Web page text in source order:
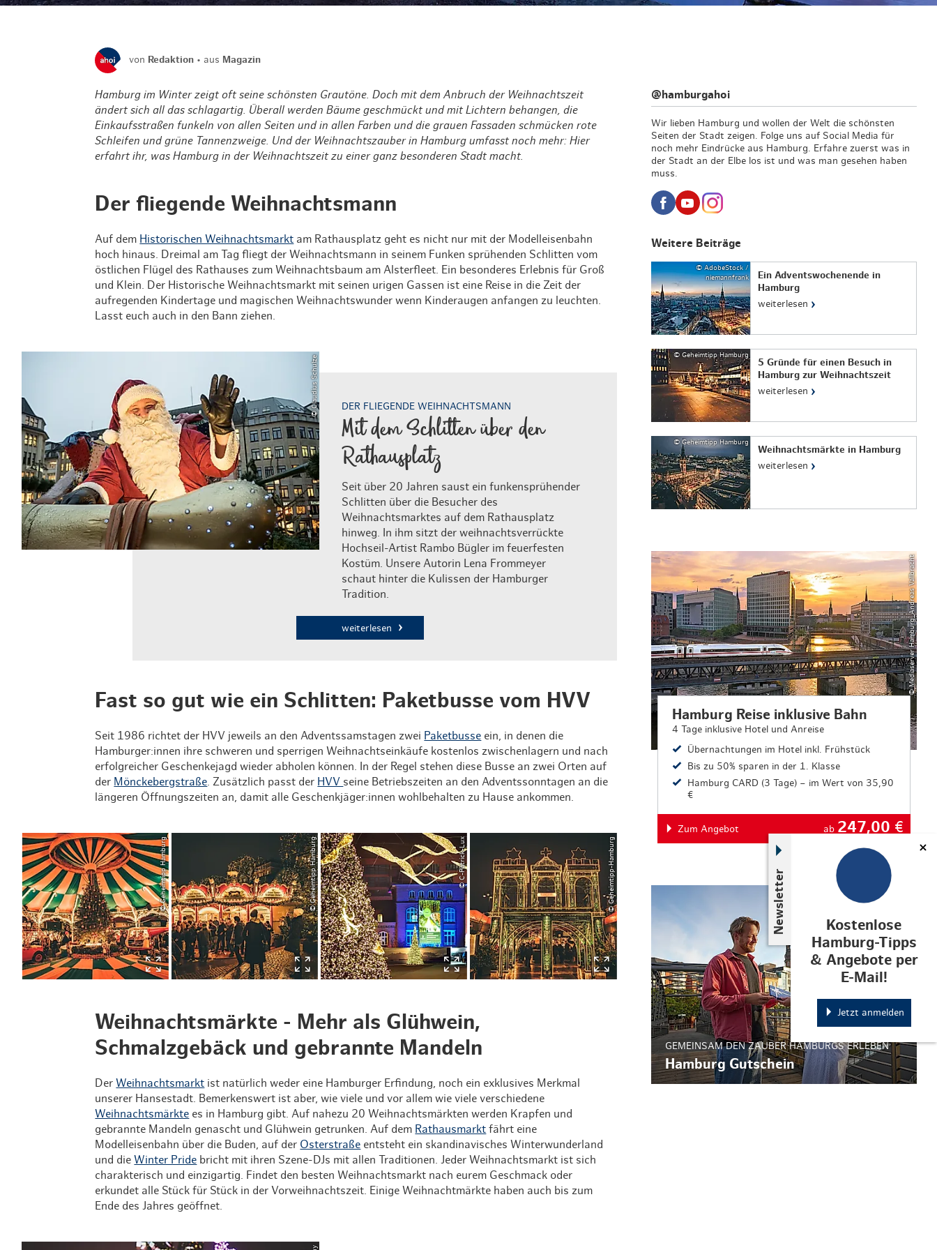
Weihnachten mit Bibi & Tina
Newsletter
Kostenlose
Hamburg-Tipps
& Angebote per
E-Mail!
Jetzt anmelden
von Redaktion aus Magazin
Hamburg im Winter zeigt oft seine schönsten Grautöne. Doch mit dem Anbruch der Weihnachtszeit
ändert sich all das schlagartig. Überall werden Bäume geschmückt und mit Lichtern behangen, die
Einkaufsstraßen funkeln von allen Seiten und in allen Farben und die grauen Fassaden schmücken rote
Schleifen und grüne Tannenzweige. Und der Weihnachtszauber in Hamburg umfasst noch mehr: Hier
erfahrt ihr, was Hamburg in der Weihnachtszeit zu einer ganz besonderen Stadt macht.
Der fliegende Weihnachtsmann
Auf dem Historischen Weihnachtsmarkt am Rathausplatz geht es nicht nur mit der Modelleisenbahn
hoch hinaus. Dreimal am Tag fliegt der Weihnachtsmann in seinem Funken sprühenden Schlitten vom
östlichen Flügel des Rathauses zum Weihnachtsbaum am Alsterfleet. Ein besonderes Erlebnis für Groß
und Klein. Der Historische Weihnachtsmarkt mit seinen urigen Gassen ist eine Reise in die Zeit der
aufregenden Kindertage und magischen Weihnachtswunder wenn Kinderaugen anfangen zu leuchten.
Lasst euch auch in den Bann ziehen.
© Claudius Schulze DER FLIEGENDE WEIHNACHTSMANN
Mit dem Schlitten über den
Rathausplatz
Seit über 20 Jahren saust ein funkensprühender
Schlitten über die Besucher des
Weihnachtsmarktes auf dem Rathausplatz
hinweg. In ihm sitzt der weihnachtsverrückte
Hochseil-Artist Rambo Bügler im feuerfesten
Kostüm. Unsere Autorin Lena Frommeyer
schaut hinter die Kulissen der Hamburger
Tradition.
weiterlesen
Fast so gut wie ein Schlitten: Paketbusse vom HVV
Seit 1986 richtet der HVV jeweils an den Adventssamstagen zwei Paketbusse ein, in denen die
Hamburger:innen ihre schweren und sperrigen Weihnachtseinkäufe kostenlos zwischenlagern und nach
erfolgreicher Geschenkejagd wieder abholen können. In der Regel stehen diese Busse an zwei Orten auf
der Mönckebergstraße . Zusätzlich passt der HVV seine Betriebszeiten an den Adventssonntagen an die
längeren Öffnungszeiten an, damit alle Geschenkjäger:innen wohlbehalten zu Hause ankommen.
© Geheimtipp Hamburg © Geheimtipp Hamburg © C-Patrick-Lux © Geheimtipp-Hamburg
Weihnachtsmärkte - Mehr als Glühwein,
Schmalzgebäck und gebrannte Mandeln
Der Weihnachtsmarkt ist natürlich weder eine Hamburger Erfindung, noch ein exklusives Merkmal
unserer Hansestadt. Bemerkenswert ist aber, wie viele und vor allem wie viele verschiedene
Weihnachtsmärkte es in Hamburg gibt. Auf nahezu 20 Weihnachtsmärkten werden Krapfen und
gebrannte Mandeln genascht und Glühwein getrunken. Auf dem Rathausmarkt fährt eine
Modelleisenbahn über die Buden, auf der Osterstraße entsteht ein skandinavisches Winterwunderland
und die Winter Pride bricht mit ihren Szene-DJs mit allen Traditionen. Jeder Weihnachtsmarkt ist sich
charakterisch und einzigartig. Findet den besten Weihnachtsmarkt nach eurem Geschmack oder
erkundet alle Stück für Stück in der Vorweihnachtszeit. Einige Weihnachtmärkte haben auch bis zum
Ende des Jahres geöffnet.
@hamburgahoi
Wir lieben Hamburg und wollen der Welt die schönsten
Seiten der Stadt zeigen. Folge uns auf Social Media für
noch mehr Eindrücke aus Hamburg. Erfahre zuerst was in
der Stadt an der Elbe los ist und was man gesehen haben
muss.
Weitere Beiträge
© AdobeStock /
niemannfrank
Ein Adventswochenende in
Hamburg
weiterlesen ›
© Geheimtipp Hamburg
5 Gründe für einen Besuch in
Hamburg zur Weihnachtszeit
weiterlesen ›
© Geheimtipp Hamburg
Weihnachtsmärkte in Hamburg
weiterlesen ›
© Mediaserver Hamburg_Andreas Vallbracht
Hamburg Reise inklusive Bahn
4 Tage inklusive Hotel und Anreise
Übernachtungen im Hotel inkl. Frühstück
Bis zu 50% sparen in der 1. Klasse
Hamburg CARD (3 Tage) – im Wert von 35,90
€
Zum Angebot ab 247,00 €
© Christian Brandes
GEMEINSAM DEN ZAUBER HAMBURGS ERLEBEN
Hamburg Gutschein